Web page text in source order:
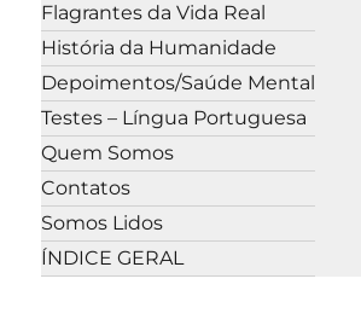
Flagrantes da Vida Real
História da Humanidade
Depoimentos/Saúde Mental
Testes – Língua Portuguesa
Quem Somos
Contatos
Somos Lidos
ÍNDICE GERAL